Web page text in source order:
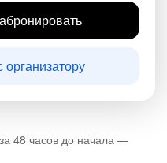
48 часов до начала —